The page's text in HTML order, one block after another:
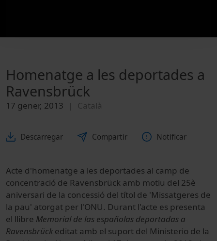
Homenatge a les deportades a
Ravensbrück
17 gener, 2013 Català
Descarregar Compartir Notificar
Acte d'homenatge a les deportades al camp de
concentració de Ravensbrück amb motiu del 25è
aniversari de la concessió del títol de 'Missatgeres de
la pau' atorgat per l'ONU. Durant l'acte es presenta
el llibre Memorial de las españolas deportadas a
Ravensbrück editat amb el suport del Ministerio de la